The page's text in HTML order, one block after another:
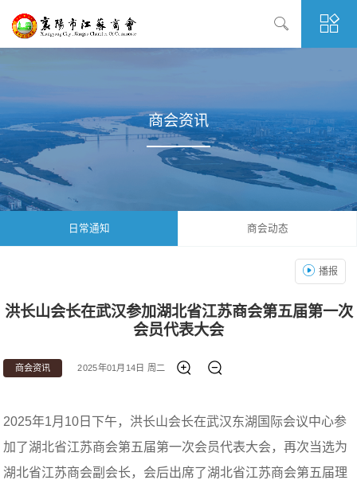
商会资讯
日常通知 商会动态
洪长山会长在武汉参加湖北省江苏商会第五届第一次
会员代表大会
商会资讯 2025年01月14日 周二
播报
2025年1月10日下午，洪长山会长在武汉东湖国际会议中心参
加了湖北省江苏商会第五届第一次会员代表大会，再次当选为
湖北省江苏商会副会长，会后出席了湖北省江苏商会第五届理